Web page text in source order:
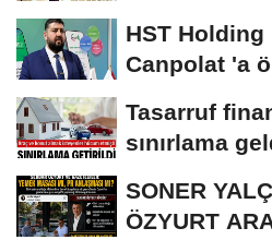
KİŞİ...
HST
Canpolat 'a
Tasarruf
sınırlama
SONER
ÖZYURT